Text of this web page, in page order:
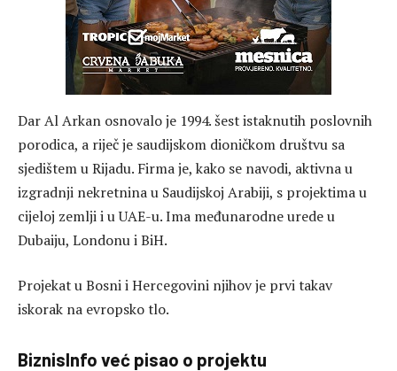
Dar Al Arkan osnovalo je 1994. šest istaknutih poslovnih
porodica, a riječ je saudijskom dioničkom društvu sa
sjedištem u Rijadu. Firma je, kako se navodi, aktivna u
izgradnji nekretnina u Saudijskoj Arabiji, s projektima u
cijeloj zemlji i u UAE-u. Ima međunarodne urede u
Dubaiju, Londonu i BiH.
Projekat u Bosni i Hercegovini njihov je prvi takav
iskorak na evropsko tlo.
BiznisInfo već pisao o projektu